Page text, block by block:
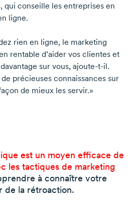
qui conseille les entreprises en
ligne.
rien en ligne, le marketing
rentable d’aider vos clientes et
sur vous, ajoute-t-il.
précieuses connaissances sur
de mieux les servir.»
est un moyen efficace de
les tactiques de marketing
à connaître votre
de la rétroaction.